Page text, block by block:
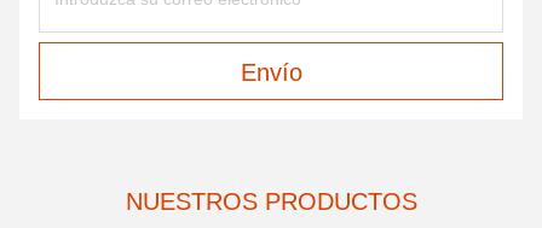
Envío
NUESTROS PRODUCTOS